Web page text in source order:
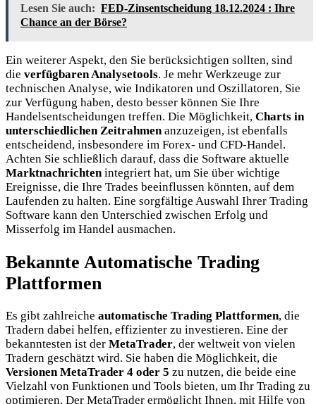
Lesen Sie auch: FED-Zinsentscheidung 18.12.2024 : Ihre
Chance an der Börse?
Ein weiterer Aspekt, den Sie berücksichtigen sollten, sind
die verfügbaren Analysetools. Je mehr Werkzeuge zur
technischen Analyse, wie Indikatoren und Oszillatoren, Sie
zur Verfügung haben, desto besser können Sie Ihre
Handelsentscheidungen treffen. Die Möglichkeit, Charts in
unterschiedlichen Zeitrahmenanzuzeigen, ist ebenfalls
entscheidend, insbesondere im Forex- und CFD-Handel.
Achten Sie schließlich darauf, dass die Software aktuelle
Marktnachrichtenintegriert hat, um Sie über wichtige
Ereignisse, die Ihre Trades beeinflussen könnten, auf dem
Laufenden zu halten. Eine sorgfältige Auswahl Ihrer Trading
Software kann den Unterschied zwischen Erfolg und
Misserfolg im Handel ausmachen.
Bekannte Automatische Trading
Plattformen
Es gibt zahlreiche automatische Trading Plattformen, die
Tradern dabei helfen, effizienter zu investieren. Eine der
bekanntesten ist der MetaTrader, der weltweit von vielen
Tradern geschätzt wird. Sie haben die Möglichkeit, die
Versionen MetaTrader 4 oder 5 zu nutzen, die beide eine
Vielzahl von Funktionen und Tools bieten, um Ihr Trading zu
optimieren. Der MetaTrader ermöglicht Ihnen, mit Hilfe von